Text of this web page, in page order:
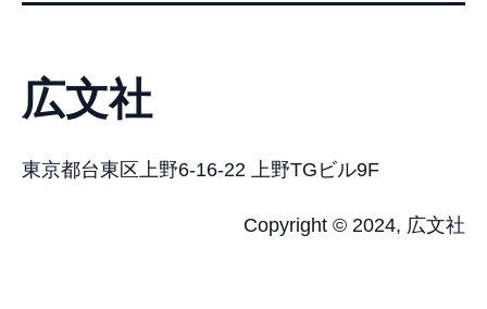
広文社
東京都台東区上野6-16-22 上野TGビル9F
Copyright © 2024, 広文社